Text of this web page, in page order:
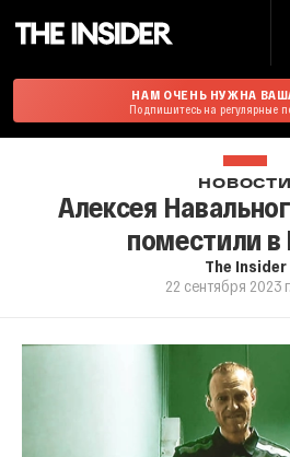
НАМ ОЧЕНЬ НУЖНА
Подпишитесь на регулярные
НОВОСТИ
Алексея
поместили
The Insider
22 сентября 2023